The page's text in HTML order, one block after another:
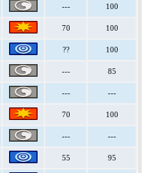
--- 100
70 100
?? 100
--- 85
--- ---
70 100
--- ---
55 95